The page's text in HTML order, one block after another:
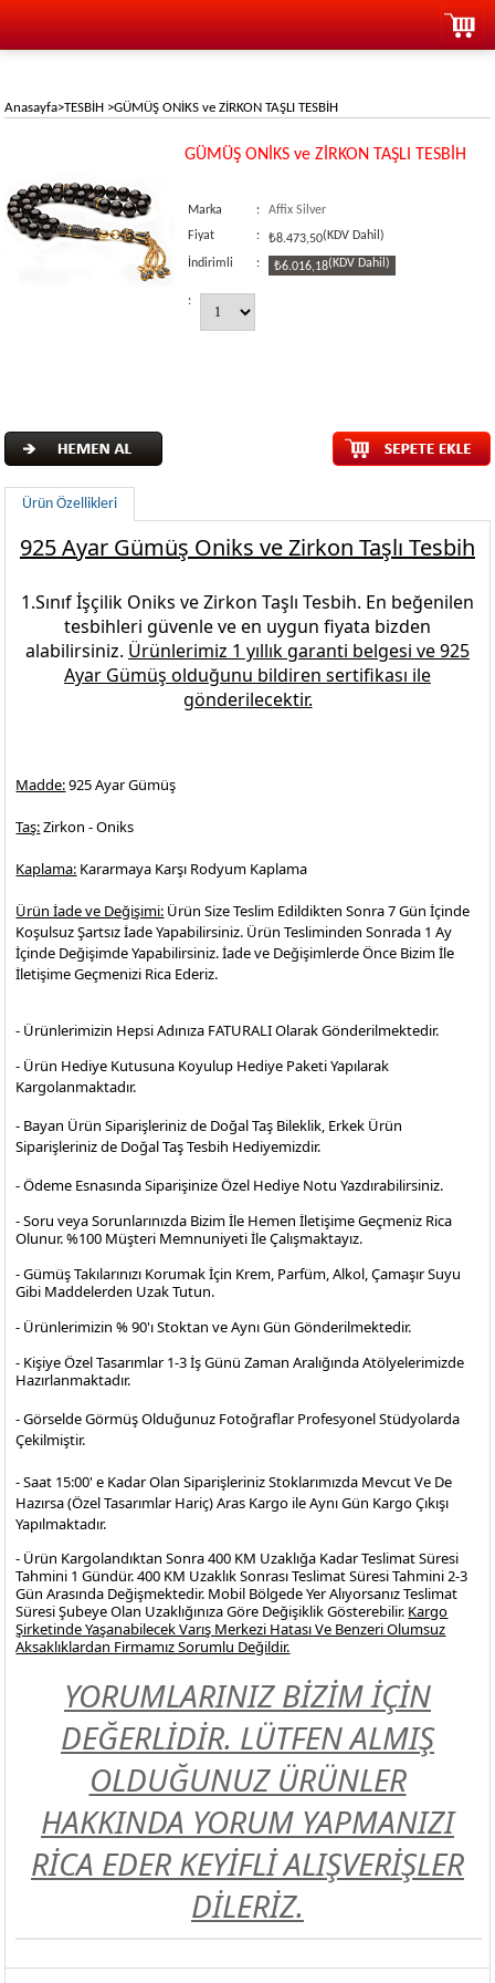
Anasayfa>TESBİH >GÜMÜŞ ONİKS ve ZİRKON TAŞLI TESBİH
GÜMÜŞ ONİKS ve ZİRKON TAŞLI TESBİH
Marka :
Affix Silver
Fiyat
: ₺8.473,50(KDV Dahil)
İndirimli : ₺6.016,18(KDV Dahil)
:
Ürün Özellikleri
925 Ayar Gümüş Oniks ve Zirkon Taşlı Tesbih
1.Sınıf İşçilik Oniks ve Zirkon Taşlı Tesbih. En beğenilen
tesbihleri güvenle ve en uygun fiyata bizden
alabilirsiniz. Ürünlerimiz 1 yıllık garanti belgesi ve925
Ayar Gümüş olduğunu bildiren sertifikası ile
gönderilecektir.
Madde:925 Ayar Gümüş
Taş:Zirkon - Oniks
Kaplama: Kararmaya Karşı Rodyum Kaplama
Ürün İade ve Değişimi: Ürün Size Teslim Edildikten Sonra 7 Gün İçinde
Koşulsuz Şartsız İade Yapabilirsiniz. Ürün Tesliminden Sonrada 1 Ay
İçinde Değişimde Yapabilirsiniz. İade ve Değişimlerde Önce Bizim İle
İletişime Geçmenizi Rica Ederiz.
- Ürünlerimizin Hepsi Adınıza FATURALI Olarak Gönderilmektedir.
- Ürün Hediye Kutusuna Koyulup Hediye Paketi Yapılarak
Kargolanmaktadır.
- Bayan Ürün Siparişleriniz de Doğal Taş Bileklik, Erkek Ürün
Siparişleriniz de Doğal Taş Tesbih Hediyemizdir.
- Ödeme Esnasında Siparişinize Özel Hediye Notu Yazdırabilirsiniz.
- Soru veya Sorunlarınızda Bizim İle Hemen İletişime Geçmeniz Rica
Olunur. %100 Müşteri Memnuniyeti İle Çalışmaktayız.
- Gümüş Takılarınızı Korumak İçin Krem, Parfüm, Alkol, Çamaşır Suyu
Gibi Maddelerden Uzak Tutun.
- Ürünlerimizin % 90'ı Stoktan ve Aynı Gün Gönderilmektedir.
- Kişiye Özel Tasarımlar 1-3 İş Günü Zaman Aralığında Atölyelerimizde
Hazırlanmaktadır.
- Görselde Görmüş Olduğunuz Fotoğraflar ProfesyonelStüdyolarda
Çekilmiştir.
- Saat 15:00' e Kadar Olan Siparişleriniz Stoklarımızda Mevcut Ve De
Hazırsa (Özel Tasarımlar Hariç) Aras Kargo ile Aynı Gün Kargo Çıkışı
Yapılmaktadır.
- Ürün Kargolandıktan Sonra 400 KM Uzaklığa Kadar Teslimat Süresi
Tahmini 1 Gündür. 400 KM Uzaklık Sonrası Teslimat Süresi Tahmini 2-3
Gün Arasında Değişmektedir. Mobil Bölgede Yer Alıyorsanız Teslimat
Süresi Şubeye Olan Uzaklığınıza Göre Değişiklik Gösterebilir. Kargo
Şirketinde Yaşanabilecek Varış Merkezi Hatası Ve Benzeri Olumsuz
Aksaklıklardan Firmamız Sorumlu Değildir.
YORUMLARINIZ BİZİM İÇİN
DEĞERLİDİR. LÜTFEN ALMIŞ
OLDUĞUNUZ ÜRÜNLER
HAKKINDA YORUM YAPMANIZI
RİCA EDER KEYİFLİ ALIŞVERİŞLER
DİLERİZ.